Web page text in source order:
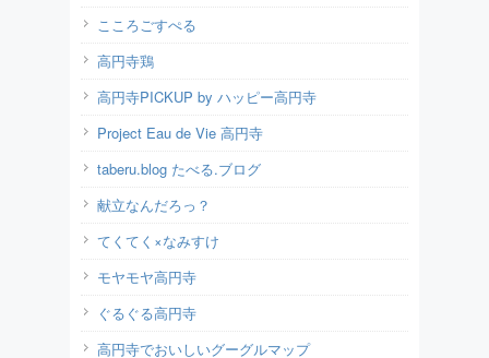
こころごすぺる
高円寺鶏
高円寺PICKUP by ハッピー高円寺
Project Eau de Vie 高円寺
taberu.blog たべる.ブログ
献立なんだろっ？
てくてく×なみすけ
モヤモヤ高円寺
ぐるぐる高円寺
高円寺でおいしいグーグルマップ